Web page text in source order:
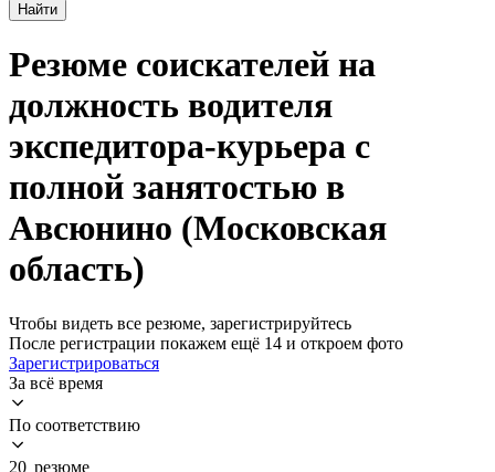
Найти
Резюме соискателей на
должность водителя
экспедитора-курьера с
полной занятостью в
Авсюнино (Московская
область)
Чтобы видеть все резюме, зарегистрируйтесь
После регистрации покажем ещё 14 и откроем фото
Зарегистрироваться
За всё время
По соответствию
20 резюме